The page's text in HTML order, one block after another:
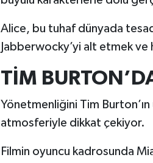
Alice, bu tuhaf dünyada
Jabberwocky’yi alt etmek ve
TİM
Yönetmenliğini Tim
atmosferiyle dikkat çekiyor.
Filmin oyuncu kadrosunda